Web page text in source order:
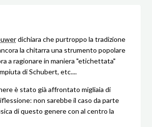
dichiara che purtroppo la tradizione
la chitarra una strumento popolare
a ragionare in maniera "etichettata"
di Schubert, etc....
è stato già affrontato migliaia di
non sarebbe il caso da parte
di questo genere con al centro la